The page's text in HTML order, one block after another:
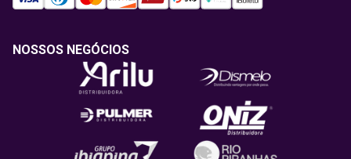
NOSSOS NEGÓCIOS